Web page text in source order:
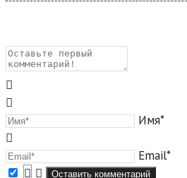
Имя*
Email*